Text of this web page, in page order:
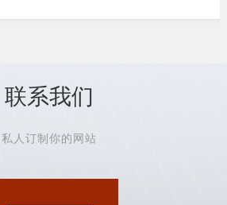
联系我们
私人订制你的网站